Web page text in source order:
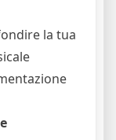
la tua